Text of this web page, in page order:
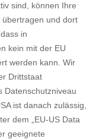
sind, können Ihre
und dort
in
kein mit der EU
werden kann. Wir
Drittstaat
Datenschutzniveau
ist danach zulässig,
dem „EU-US Data
geeignete